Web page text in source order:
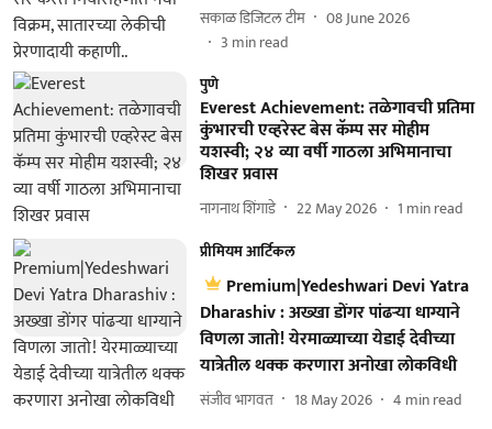
सकाळ डिजिटल टीम
08 June 2026
3 min read
पुणे
Everest Achievement: तळेगावची प्रतिमा
कुंभारची एव्हरेस्ट बेस कॅम्प सर मोहीम
यशस्वी; २४ व्या वर्षी गाठला अभिमानाचा
शिखर प्रवास
नागनाथ शिंगाडे 22 May 2026 1 min read
प्रीमियम आर्टिकल
Premium|Yedeshwari Devi Yatra
Dharashiv : अख्खा डोंगर पांढऱ्या धाग्याने
विणला जातो! येरमाळ्याच्या येडाई देवीच्या
यात्रेतील थक्क करणारा अनोखा लोकविधी
संजीव भागवत 18 May 2026 4 min read